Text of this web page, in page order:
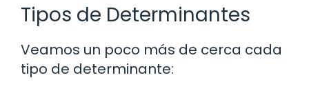
Tipos de Determinantes
Veamos un poco más de cerca cada
tipo de determinante: